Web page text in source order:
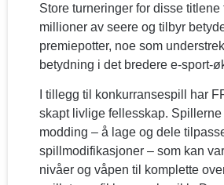
Store turneringer for disse titlene
millioner av seere og tilbyr
premiepotter, noe som
betydning i det bredere e-sport-
I tillegg til konkurransespill har
skapt livlige fellesskap. Spillerne
modding – å lage og dele
spillmodifikasjoner – som kan
nivåer og våpen til komplette